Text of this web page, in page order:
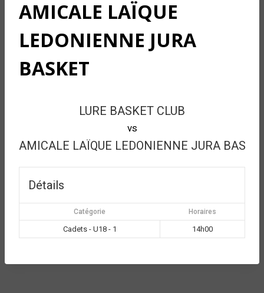
AMICALE LAÏQUE
LEDONIENNE JURA
BASKET
LURE BASKET CLUB
vs
AMICALE LAÏQUE LEDONIENNE JURA
Détails
Catégorie Horaires
Cadets - U18 - 1 14h00